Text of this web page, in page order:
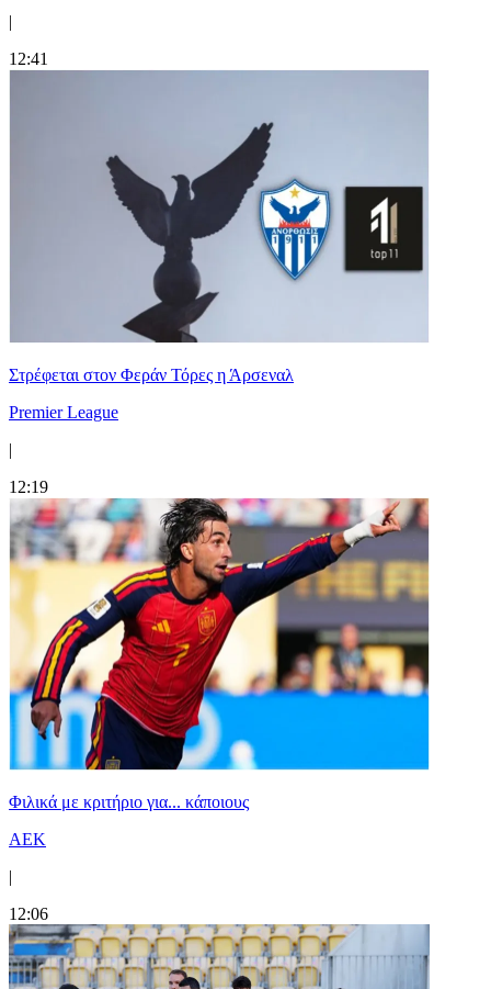
|
12:41
Στρέφεται στον Φεράν Τόρες η Άρσεναλ
Premier League
|
12:19
Φιλικά με κριτήριο για... κάποιους
ΑΕΚ
|
12:06